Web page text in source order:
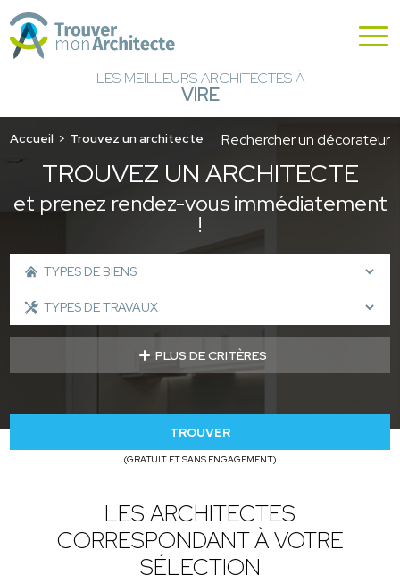
LES MEILLEURS ARCHITECTES À
VIRE
Accueil Trouvez un architecte Rechercher un décorateur
TROUVEZ UN ARCHITECTE
et prenez rendez-vous immédiatement
!
PLUS DE CRITÈRES
TROUVER
(GRATUIT ET SANS ENGAGEMENT)
LES ARCHITECTES
CORRESPONDANT À VOTRE
SÉLECTION